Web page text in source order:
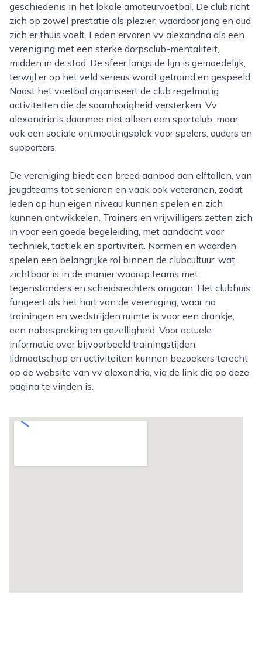
geschiedenis in het lokale amateurvoetbal. De club richt
zich op zowel prestatie als plezier, waardoor jong en oud
zich er thuis voelt. Leden ervaren vv alexandria als een
vereniging met een sterke dorpsclub-mentaliteit,
midden in de stad. De sfeer langs de lijn is gemoedelijk,
terwijl er op het veld serieus wordt getraind en gespeeld.
Naast het voetbal organiseert de club regelmatig
activiteiten die de saamhorigheid versterken. Vv
alexandria is daarmee niet alleen een sportclub, maar
ook een sociale ontmoetingsplek voor spelers, ouders en
supporters.
De vereniging biedt een breed aanbod aan elftallen, van
jeugdteams tot senioren en vaak ook veteranen, zodat
leden op hun eigen niveau kunnen spelen en zich
kunnen ontwikkelen. Trainers en vrijwilligers zetten zich
in voor een goede begeleiding, met aandacht voor
techniek, tactiek en sportiviteit. Normen en waarden
spelen een belangrijke rol binnen de clubcultuur, wat
zichtbaar is in de manier waarop teams met
tegenstanders en scheidsrechters omgaan. Het clubhuis
fungeert als het hart van de vereniging, waar na
trainingen en wedstrijden ruimte is voor een drankje,
een nabespreking en gezelligheid. Voor actuele
informatie over bijvoorbeeld trainingstijden,
lidmaatschap en activiteiten kunnen bezoekers terecht
op de website van vv alexandria, via de link die op deze
pagina te vinden is.